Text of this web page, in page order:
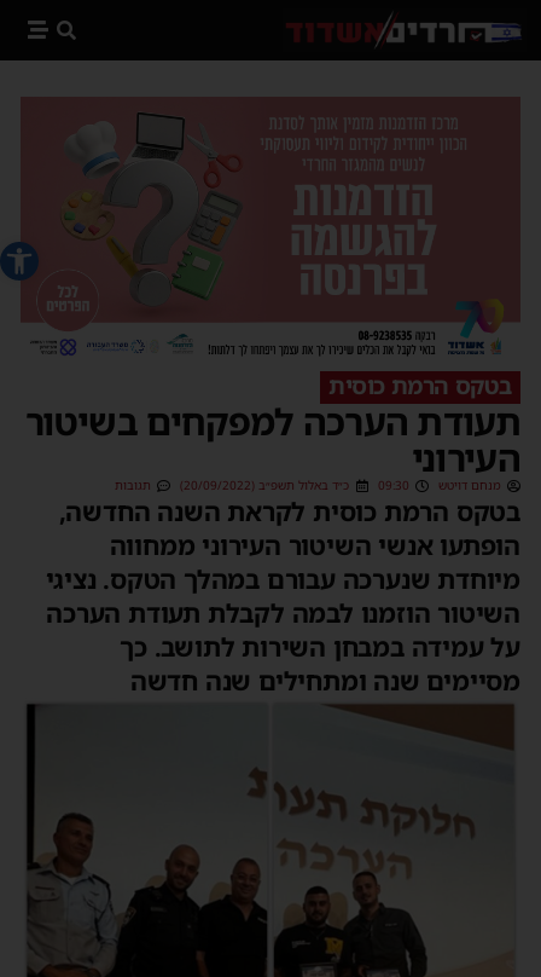
פתח
בטקס הרמת כוסית
תעודת הערכה למפקחים בשיטור
העירוני
מנחם דויטש 09:30 כ״ד באלול תשפ״ב (20/09/2022) תגובות
בטקס הרמת כוסית לקראת השנה החדשה,
הופתעו אנשי השיטור העירוני ממחווה
מיוחדת שנערכה עבורם במהלך הטקס. נציגי
השיטור הוזמנו לבמה לקבלת תעודת הערכה
על עמידה במבחן השירות לתושב. כך
מסיימים שנה ומתחילים שנה חדשה